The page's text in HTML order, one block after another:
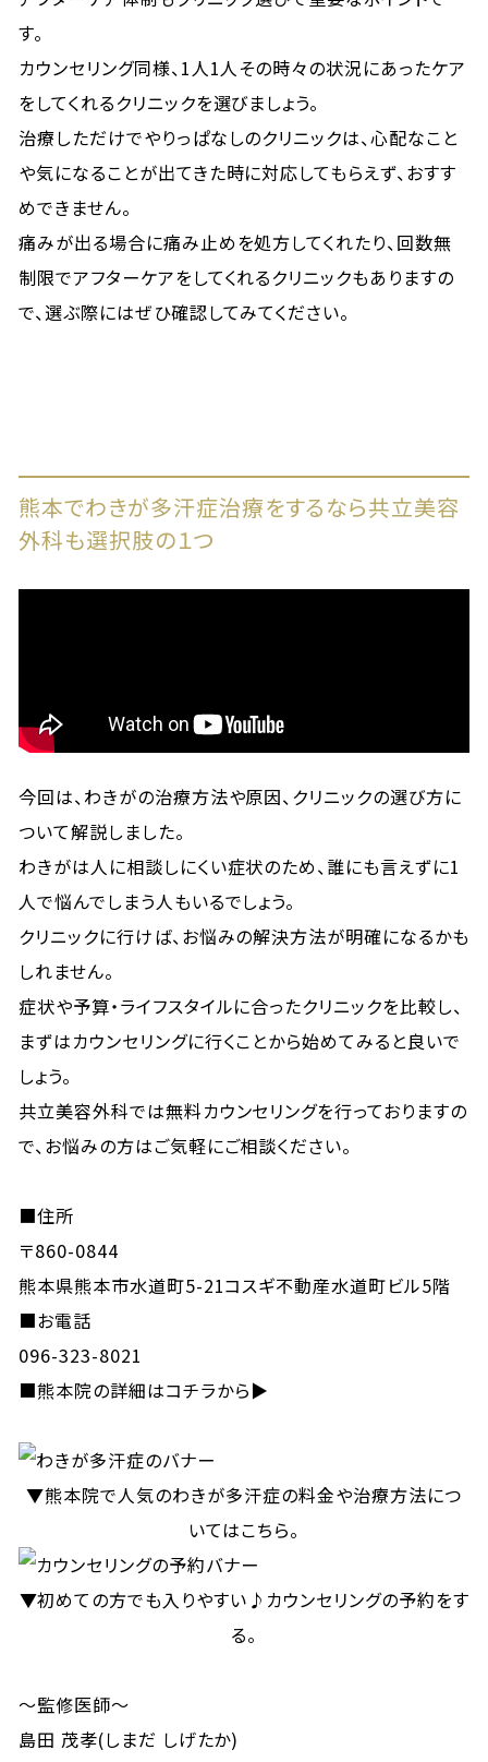
す。
カウンセリング同様、1人1人その時々の状況にあったケア
をしてくれるクリニックを選びましょう。
治療しただけでやりっぱなしのクリニックは、心配なこと
や気になることが出てきた時に対応してもらえず、おすす
めできません。
痛みが出る場合に痛み止めを処方してくれたり、回数無
制限でアフターケアをしてくれるクリニックもありますの
で、選ぶ際にはぜひ確認してみてください。
熊本でわきが多汗症治療をするなら共立美容
外科も選択肢の１つ
今回は、わきがの治療方法や原因、クリニックの選び方に
ついて解説しました。
わきがは人に相談しにくい症状のため、誰にも言えずに1
人で悩んでしまう人もいるでしょう。
クリニックに行けば、お悩みの解決方法が明確になるかも
しれません。
症状や予算・ライフスタイルに合ったクリニックを比較し、
まずはカウンセリングに行くことから始めてみると良いで
しょう。
共立美容外科では無料カウンセリングを行っておりますの
で、お悩みの方はご気軽にご相談ください。
■住所
〒860-0844
熊本県熊本市水道町5-21コスギ不動産水道町ビル5階
■お電話
096-323-8021
■熊本院の詳細はコチラから▶
▼熊本院で人気のわきが多汗症の料金や治療方法につ
いてはこちら。
▼初めての方でも入りやすい♪カウンセリングの予約をす
る。
～監修医師～
島田 茂孝(しまだ しげたか)